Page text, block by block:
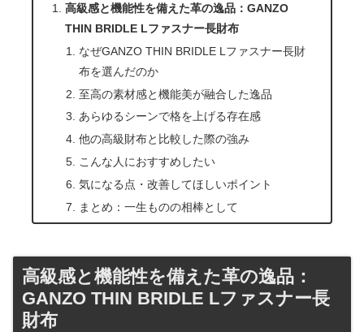
高級感と機能性を備えた革の逸品：GANZO
THIN BRIDLE Lファスナー長財布
なぜGANZO THIN BRIDLE Lファスナー長財
布を選んだのか
至高の素材感と機能美が融合した逸品
あらゆるシーンで格を上げる存在感
他の高級財布と比較した際の強み
こんな人におすすめしたい
気になる点・改善してほしいポイント
まとめ：一生ものの相棒として
高級感と機能性を備えた革の逸品：
GANZO THIN BRIDLE Lファスナー長
財布